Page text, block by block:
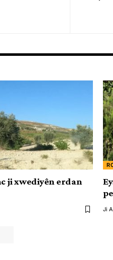
ji xwediyên erdan
Ji